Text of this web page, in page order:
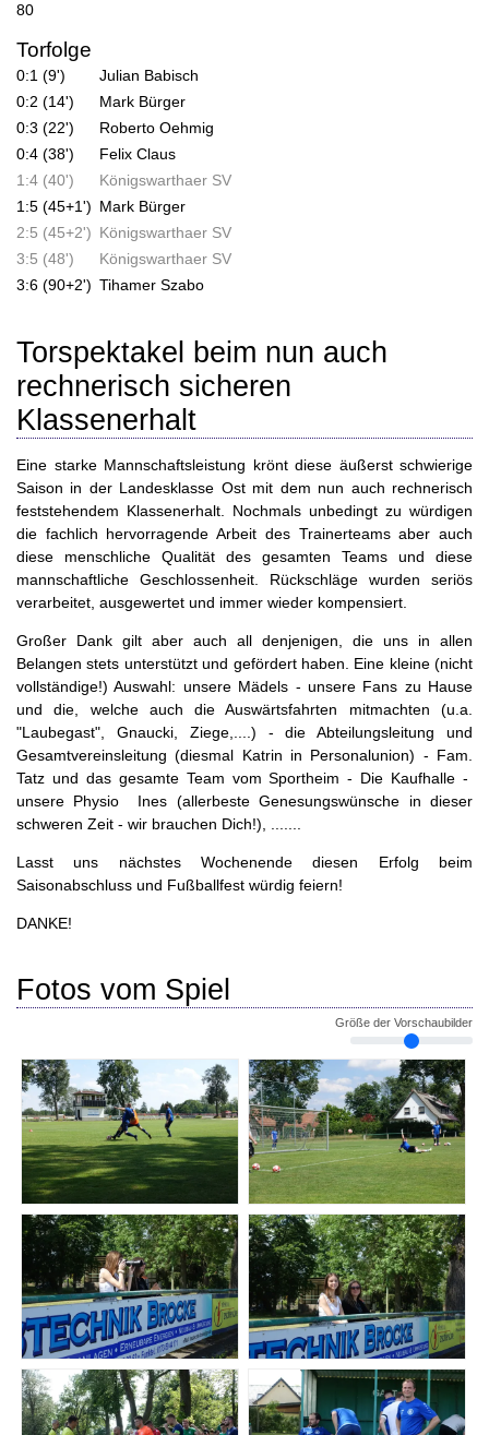
80
Torfolge
0:1 (9')
Julian Babisch
0:2 (14')
Mark Bürger
0:3 (22')
Roberto Oehmig
0:4 (38')
Felix Claus
1:4 (40')
Königswarthaer SV
1:5 (45+1') Mark Bürger
2:5 (45+2') Königswarthaer SV
3:5 (48')
Königswarthaer SV
3:6 (90+2') Tihamer Szabo
Torspektakel beim nun auch
rechnerisch sicheren
Klassenerhalt
Eine starke Mannschaftsleistung krönt diese äußerst schwierige
Saison in der Landesklasse Ost mit dem nun auch rechnerisch
feststehendem Klassenerhalt. Nochmals unbedingt zu würdigen
die fachlich hervorragende Arbeit des Trainerteams aber auch
diese menschliche Qualität des gesamten Teams und diese
mannschaftliche Geschlossenheit. Rückschläge wurden seriös
verarbeitet, ausgewertet und immer wieder kompensiert.
Großer Dank gilt aber auch all denjenigen, die uns in allen
Belangen stets unterstützt und gefördert haben. Eine kleine (nicht
vollständige!) Auswahl: unsere Mädels - unsere Fans zu Hause
und die, welche auch die Auswärtsfahrten mitmachten (u.a.
"Laubegast", Gnaucki, Ziege,....) - die Abteilungsleitung und
Gesamtvereinsleitung (diesmal Katrin in Personalunion) - Fam.
Tatz und das gesamte Team vom Sportheim - Die Kaufhalle -
unsere Physio Ines (allerbeste Genesungswünsche in dieser
schweren Zeit - wir brauchen Dich!), .......
Lasst uns nächstes Wochenende diesen Erfolg beim
Saisonabschluss und Fußballfest würdig feiern!
DANKE!
Fotos vom Spiel
Größe der Vorschaubilder